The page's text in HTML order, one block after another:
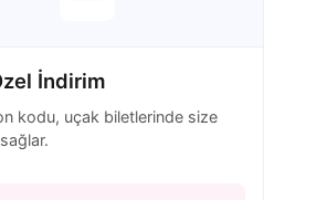
İndirim
kodu, uçak biletlerinde size